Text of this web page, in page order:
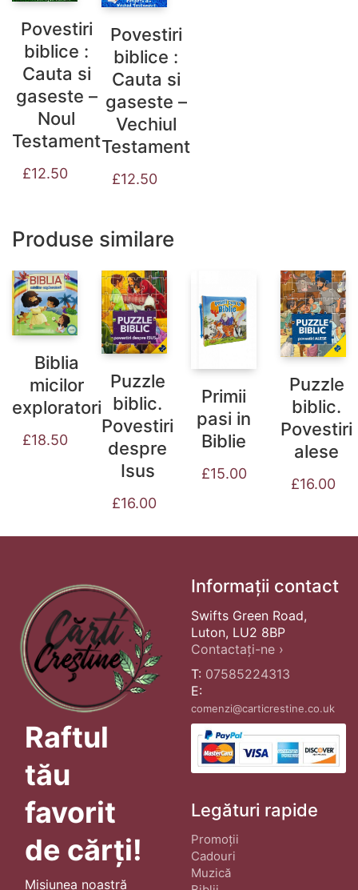
Povestiri
biblice :
Cauta si
gaseste –
Noul
Testament
£12.50
Povestiri
biblice :
Cauta si
gaseste –
Vechiul
Testament
£12.50
Produse similare
Biblia
micilor
exploratori
£18.50
Puzzle
biblic.
Povestiri
despre
Isus
£16.00
Primii
pasi in
Biblie
£15.00
Puzzle
biblic.
Povestiri
alese
£16.00
Raftul
tău
favorit
de cărți!
Misiunea noastră
Informații contact
Swifts Green Road,
Luton, LU2 8BP
Contactați-ne ›
T: 07585224313
E:
comenzi@carticrestine.co.uk
Legături rapide
Promoții
Cadouri
Muzică